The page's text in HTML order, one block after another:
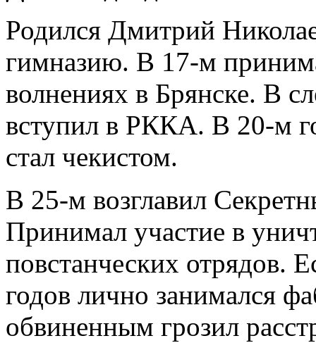
Родился Дмитрий
гимназию. В 17-м
волнениях в Брянске. В
вступил в РККА. В 20-м
стал чекистом.
В 25-м возглавил
Принимал участие в
повстанческих отрядов.
годов лично занимался
обвиненным грозил